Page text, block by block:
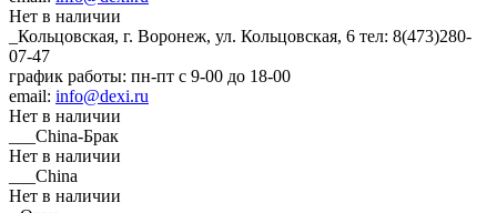
Нет в наличии
_Кольцовская, г. Воронеж, ул. Кольцовская, 6 тел: 8(473)280-
07-47
график работы: пн-пт с 9-00 до 18-00
email: info@dexi.ru
Нет в наличии
___China-Брак
Нет в наличии
___China
Нет в наличии